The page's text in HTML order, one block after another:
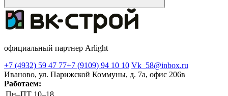
официальный партнер Arlight
+7 (4932) 59 47 77+7 (9109) 94 10 10 Vk_58@inbox.ru
Иваново, ул. Парижской Коммуны, д. 7а, офис 206в
Работаем:
Пн–ПТ 10–18